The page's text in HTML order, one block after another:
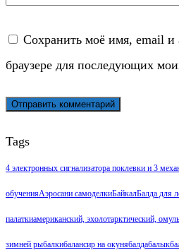
Сохранить моё имя, email и
браузере для последующих
Tags
4 электронных сигнализатора поклевки и 3
обученияАэросани самоделкиБайкалБалда для
палаткиамериканский, эхолотарктический, омуль
зимней рыбалкибалансир на окунябалдабалык